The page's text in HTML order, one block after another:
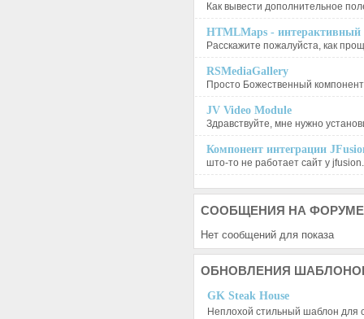
Как вывести дополнительное
HTMLMaps - интерактивный
Расскажите пожалуйста, как
RSMediaGallery
Просто Божественный
JV Video Module
Здравствуйте, мне нужно
Компонент интеграции
што-то не работает сайт у
СООБЩЕНИЯ НА ФОРУМЕ
Нет сообщений для показа
ОБНОВЛЕНИЯ
GK Steak House
Неплохой стильный шаблон для